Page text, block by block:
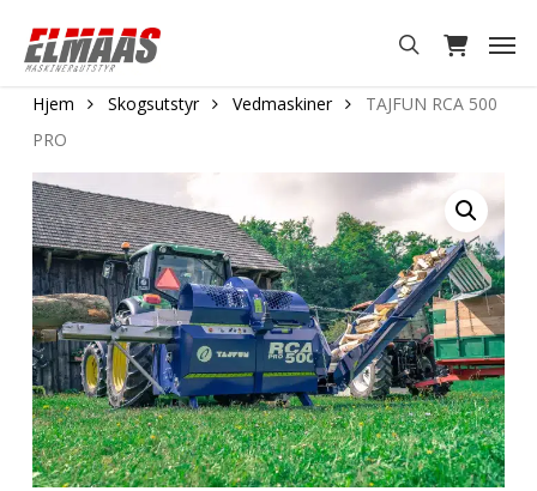
main
content
search
Hjem Skogsutstyr Vedmaskiner
TAJFUN RCA 500
PRO